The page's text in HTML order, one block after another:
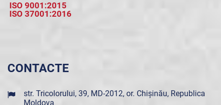
ISO 9001:2015
ISO 37001:2016
CONTACTE
str. Tricolorului, 39, MD-2012, or. Chișinău, Republica
Moldova